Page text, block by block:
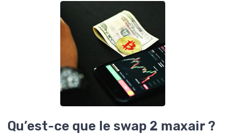
Qu’est-ce que le swap 2 maxair ?